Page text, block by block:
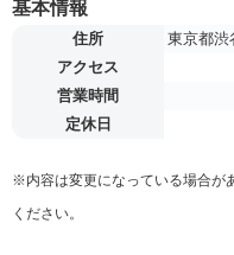
基本情報
住所
東京都渋
アクセス
営業時間
定休日
※内容は変更になっている場合が
ください。